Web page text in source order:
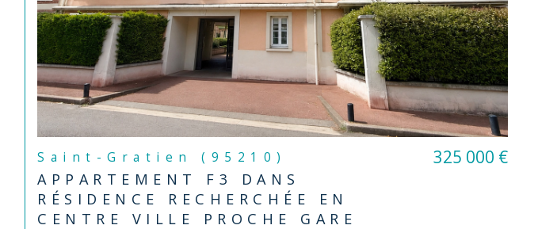
Saint-Gratien (95210)
APPARTEMENT F3 DANS
RÉSIDENCE RECHERCHÉE EN
CENTRE VILLE PROCHE GARE
325 000 €